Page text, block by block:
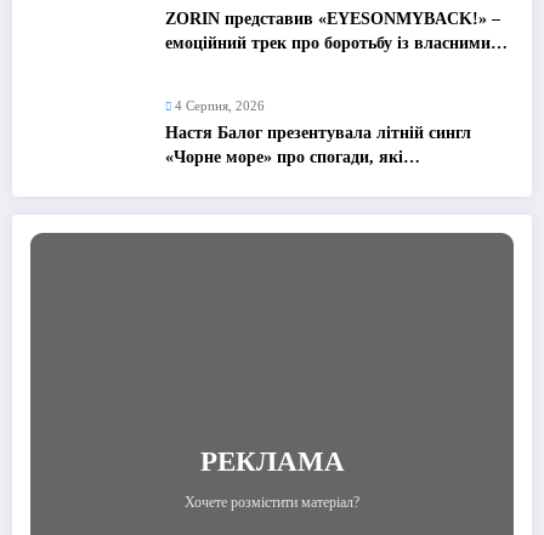
ZORIN представив «EYESONMYBACK!» –
емоційний трек про боротьбу із власними
4 Серпня, 2026
Настя Балог презентувала літній сингл
«Чорне море» про спогади, які
РЕКЛАМА
Хочете розмістити матеріал?